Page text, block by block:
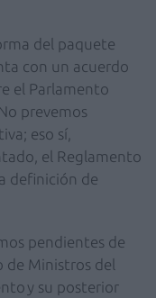
del paquete
con un acuerdo
el Parlamento
prevemos
eso sí,
el Reglamento
definición de
pendientes de
de Ministros del
y su posterior